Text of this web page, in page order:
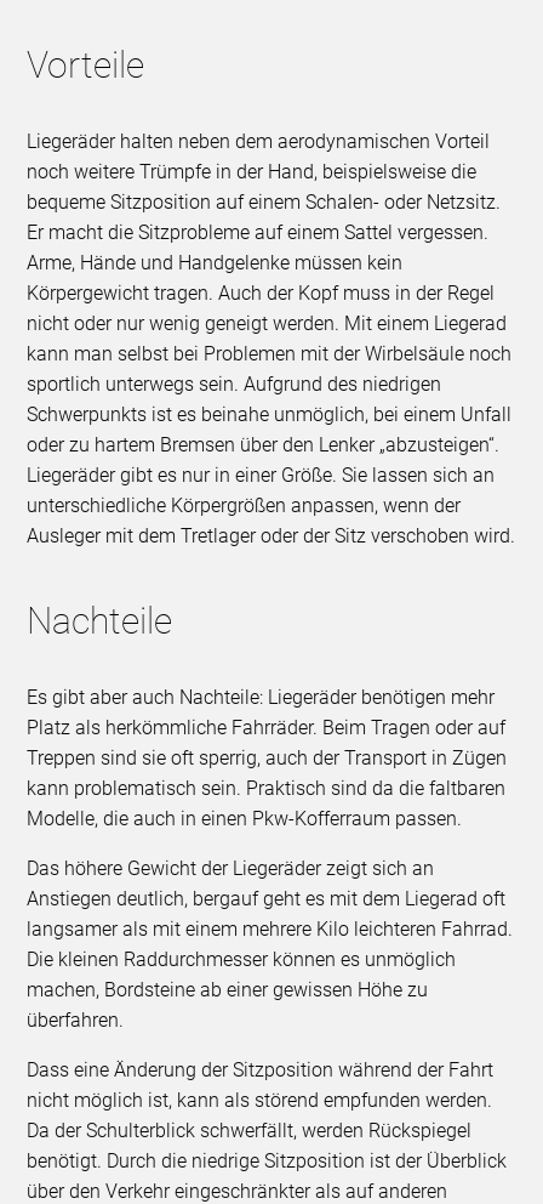
Vorteile
Liegeräder halten neben dem aerodynamischen Vorteil
noch weitere Trümpfe in der Hand, beispielsweise die
bequeme Sitzposition auf einem Schalen- oder Netzsitz.
Er macht die Sitzprobleme auf einem Sattel vergessen.
Arme, Hände und Handgelenke müssen kein
Körpergewicht tragen. Auch der Kopf muss in der Regel
nicht oder nur wenig geneigt werden. Mit einem Liegerad
kann man selbst bei Problemen mit der Wirbelsäule noch
sportlich unterwegs sein. Aufgrund des niedrigen
Schwerpunkts ist es beinahe unmöglich, bei einem Unfall
oder zu hartem Bremsen über den Lenker „abzusteigen“.
Liegeräder gibt es nur in einer Größe. Sie lassen sich an
unterschiedliche Körpergrößen anpassen, wenn der
Ausleger mit dem Tretlager oder der Sitz verschoben wird.
Nachteile
Es gibt aber auch Nachteile: Liegeräder benötigen mehr
Platz als herkömmliche Fahrräder. Beim Tragen oder auf
Treppen sind sie oft sperrig, auch der Transport in Zügen
kann problematisch sein. Praktisch sind da die faltbaren
Modelle, die auch in einen Pkw-Kofferraum passen.
Das höhere Gewicht der Liegeräder zeigt sich an
Anstiegen deutlich, bergauf geht es mit dem Liegerad oft
langsamer als mit einem mehrere Kilo leichteren Fahrrad.
Die kleinen Raddurchmesser können es unmöglich
machen, Bordsteine ab einer gewissen Höhe zu
überfahren.
Dass eine Änderung der Sitzposition während der Fahrt
nicht möglich ist, kann als störend empfunden werden.
Da der Schulterblick schwerfällt, werden Rückspiegel
benötigt. Durch die niedrige Sitzposition ist der Überblick
über den Verkehr eingeschränkter als auf anderen